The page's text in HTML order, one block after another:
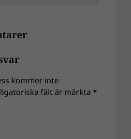
kommer inte
fält är märkta *